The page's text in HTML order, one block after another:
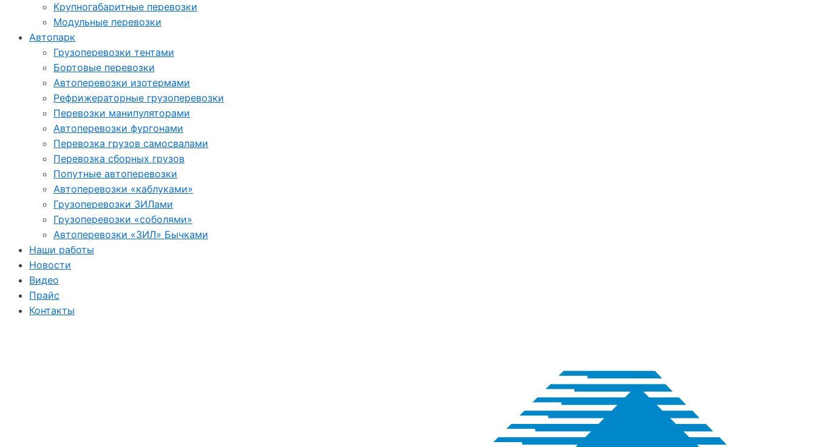
Крупногабаритные перевозки
Модульные перевозки
Автопарк
Грузоперевозки тентами
Бортовые перевозки
Автоперевозки изотермами
Рефрижераторные грузоперевозки
Перевозки манипуляторами
Автоперевозки фургонами
Перевозка грузов самосвалами
Перевозка сборных грузов
Попутные автоперевозки
Автоперевозки «каблуками»
Грузоперевозки ЗИЛами
Грузоперевозки «соболями»
Автоперевозки «ЗИЛ» Бычками
Наши работы
Новости
Видео
Прайс
Контакты